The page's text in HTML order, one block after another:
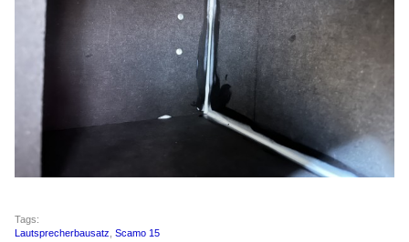
Tags:
Lautsprecherbausatz Scamo 15